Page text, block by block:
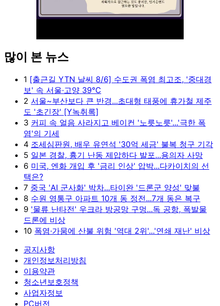
많이 본 뉴스
1 [출근길 YTN 날씨 8/6] 수도권 폭염 최고조, '중대경
보' 속 서울·고양 39℃
2 서울~부산보다 큰 반경...초대형 태풍에 휴가철 제주
도 '초긴장' [Y녹취록]
3 커피 속 얼음 사라지고 베이컨 '노릇노릇'...'극한 폭
염'의 기세
4 조세심판원, 배우 유연석 '30억 세금' 불복 청구 기각
5 일본 경찰, 흉기 난동 제압하다 발포...용의자 사망
6 미국, 엔화 개입 후 '금리 인상' 압박...다카이치의 선
택은?
7 중국 'AI 군사화' 박차...타이완 '드론군 양성' 맞불
8 수원 영통구 아파트 10개 동 정전...7개 동은 복구
9 '물류 난타전' 우크라 방공망 구멍...독 공항, 폭발물
드론에 비상
10 폭염·가뭄에 산불 위험 '역대 2위'...'연쇄 재난' 비상
공지사항
개인정보처리방침
이용약관
청소년보호정책
사업자정보
PC버전